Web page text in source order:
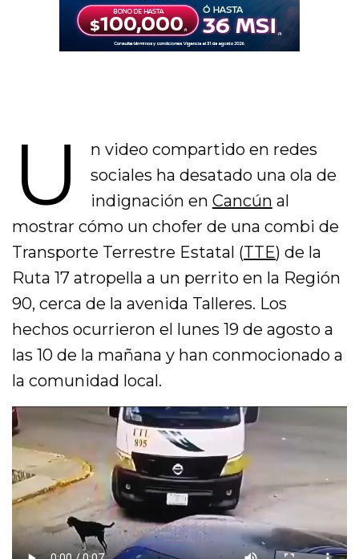
U
n video compartido en redes
sociales ha desatado una ola de
indignación en Cancún al
mostrar cómo un chofer de una combi de
Transporte Terrestre Estatal (TTE) de la
Ruta 17 atropella a un perrito en la Región
90, cerca de la avenida Talleres. Los
hechos ocurrieron el lunes 19 de agosto a
las 10 de la mañana y han conmocionado a
la comunidad local.